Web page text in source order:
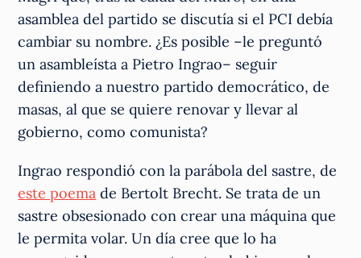
asamblea del partido se discutía si el PCI debía
cambiar su nombre. ¿Es posible –le preguntó
un asambleísta a Pietro Ingrao– seguir
definiendo a nuestro partido democrático, de
masas, al que se quiere renovar y llevar al
gobierno, como comunista?
Ingrao respondió con la parábola del sastre, de
este poema de Bertolt Brecht. Se trata de un
sastre obsesionado con crear una máquina que
le permita volar. Un día cree que lo ha